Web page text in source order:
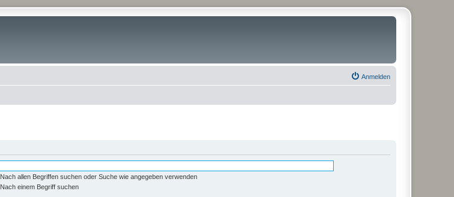
Anmelden
Nach allen Begriffen suchen oder Suche wie angegeben verwenden
Nach einem Begriff suchen